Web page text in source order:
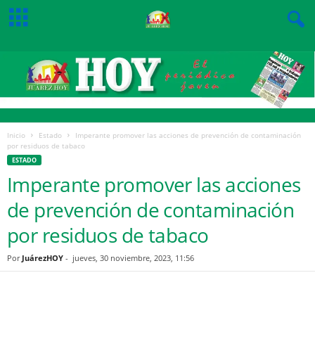
Inicio Estado
Imperante promover las acciones de prevención de contaminación
por residuos de tabaco
ESTADO
Imperante promover las acciones
de prevención de contaminación
por residuos de tabaco
Por JuárezHOY - jueves, 30 noviembre, 2023, 11:56